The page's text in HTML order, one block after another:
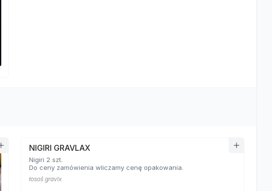
NIGIRI GRAVLAX
Nigiri 2 szt.
Do ceny zamówienia wliczamy cenę opakowania.
łosoś gravlx